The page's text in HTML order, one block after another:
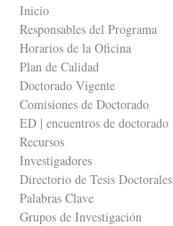
Inicio
Responsables del Programa
Horarios de la Oficina
Plan de Calidad
Doctorado Vigente
Comisiones de Doctorado
ED | encuentros de doctorado
Recursos
Investigadores
Directorio de Tesis Doctorales
Palabras Clave
Grupos de Investigación